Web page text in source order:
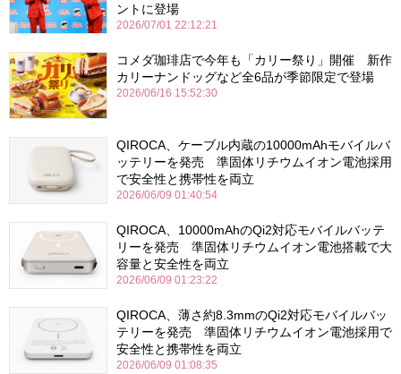
ントに登場
2026/07/01 22:12:21
コメダ珈琲店で今年も「カリー祭り」開催 新作
カリーナンドッグなど全6品が季節限定で登場
2026/06/16 15:52:30
QIROCA、ケーブル内蔵の10000mAhモバイルバ
ッテリーを発売 準固体リチウムイオン電池採用
で安全性と携帯性を両立
2026/06/09 01:40:54
QIROCA、10000mAhのQi2対応モバイルバッテ
リーを発売 準固体リチウムイオン電池搭載で大
容量と安全性を両立
2026/06/09 01:23:22
QIROCA、薄さ約8.3mmのQi2対応モバイルバッ
テリーを発売 準固体リチウムイオン電池採用で
安全性と携帯性を両立
2026/06/09 01:08:35